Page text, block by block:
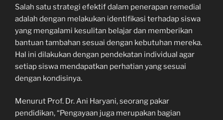
Salah satu strategi efektif dalam penerapan remedial
adalah dengan melakukan identifikasi terhadap siswa
yang mengalami kesulitan belajar dan memberikan
bantuan tambahan sesuai dengan kebutuhan mereka.
Hal ini dilakukan dengan pendekatan individual agar
setiap siswa mendapatkan perhatian yang sesuai
dengan kondisinya.
Menurut Prof. Dr. Ani Haryani, seorang pakar
pendidikan, “Pengayaan juga merupakan bagian